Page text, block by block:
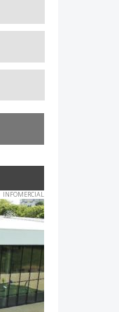
INFOMERCIAL